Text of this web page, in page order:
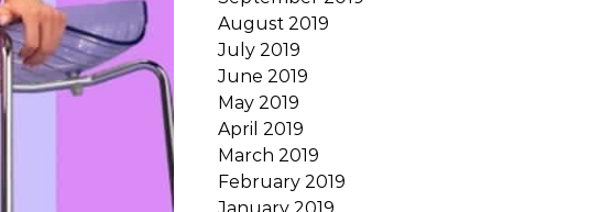
August 2019
July 2019
June 2019
May 2019
April 2019
March 2019
February 2019